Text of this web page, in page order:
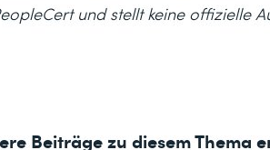
und stellt keine offizielle
Beiträge zu diesem Thema